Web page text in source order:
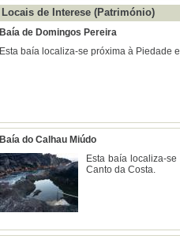
Locais de Interese (Património)
Baía de Domingos Pereira
Esta baía localiza-se próxima à Piedade
Baía do Calhau Miúdo
Esta baía localiza-
Canto da Costa.